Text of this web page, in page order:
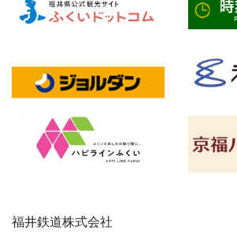
福井鉄道株式会社